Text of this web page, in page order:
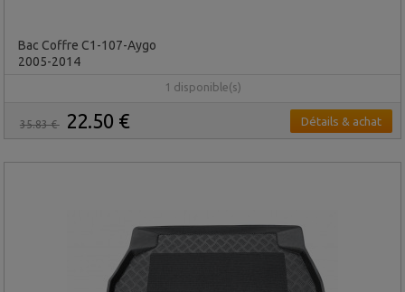
Bac Coffre C1-107-Aygo
2005-2014
1 disponible(s)
35.83 € 22.50 € Détails & achat